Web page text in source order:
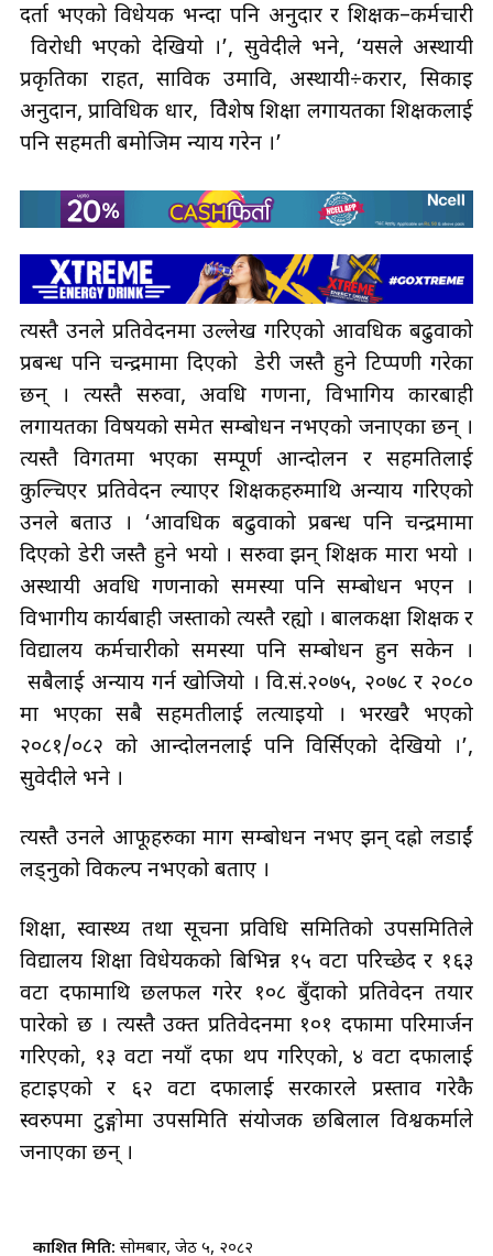
दर्ता भएको विधेयक भन्दा पनि अनुदार र शिक्षक–कर्मचारी
विरोधी भएको देखियो ।’, सुवेदीले भने, ‘यसले अस्थायी
प्रकृतिका राहत, साविक उमावि, अस्थायी÷करार, सिकाइ
अनुदान, प्राविधिक धार, विेशेष शिक्षा लगायतका शिक्षकलाई
पनि सहमती बमोजिम न्याय गरेन ।’
त्यस्तै उनले प्रतिवेदनमा उल्लेख गरिएको आवधिक बढुवाको
प्रबन्ध पनि चन्द्रमामा दिएको डेरी जस्तै हुने टिप्पणी गरेका
छन् । त्यस्तै सरुवा, अवधि गणना, विभागिय कारबाही
लगायतका विषयको समेत सम्बोधन नभएको जनाएका छन् ।
त्यस्तै विगतमा भएका सम्पूर्ण आन्दोलन र सहमतिलाई
कुल्चिएर प्रतिवेदन ल्याएर शिक्षकहरुमाथि अन्याय गरिएको
उनले बताउ । ‘आवधिक बढुवाको प्रबन्ध पनि चन्द्रमामा
दिएको डेरी जस्तै हुने भयो । सरुवा झन् शिक्षक मारा भयो ।
अस्थायी अवधि गणनाको समस्या पनि सम्बोधन भएन ।
विभागीय कार्यबाही जस्ताको त्यस्तै रह्यो । बालकक्षा शिक्षक र
विद्यालय कर्मचारीको समस्या पनि सम्बोधन हुन सकेन ।
सबैलाई अन्याय गर्न खोजियो । वि.सं.२०७५, २०७८ र २०८०
मा भएका सबै सहमतीलाई लत्याइयो । भरखरै भएको
२०८१/०८२ को आन्दोलनलाई पनि विर्सिएको देखियो ।’,
सुवेदीले भने ।
त्यस्तै उनले आफूहरुका माग सम्बोधन नभए झन् दह्रो लडाईं
लड्नुको विकल्प नभएको बताए ।
शिक्षा, स्वास्थ्य तथा सूचना प्रविधि समितिको उपसमितिले
विद्यालय शिक्षा विधेयकको बिभिन्न १५ वटा परिच्छेद र १६३
वटा दफामाथि छलफल गरेर १०८ बुँदाको प्रतिवेदन तयार
पारेको छ । त्यस्तै उक्त प्रतिवेदनमा १०१ दफामा परिमार्जन
गरिएको, १३ वटा नयाँ दफा थप गरिएको, ४ वटा दफालाई
हटाइएको र ६२ वटा दफालाई सरकारले प्रस्ताव गरेकै
स्वरुपमा टुङ्गोमा उपसमिति संयोजक छबिलाल विश्वकर्माले
जनाएका छन् ।
प्रकाशित मिति: सोमबार, जेठ ५, २०८२